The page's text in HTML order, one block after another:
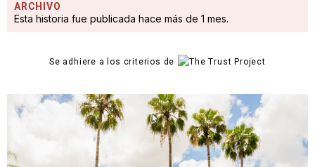
ARCHIVO
Esta historia fue publicada hace más de 1 mes.
Se adhiere a los criterios de